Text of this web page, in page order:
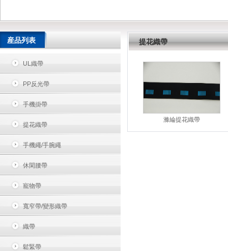
産品列表
UL織帶
PP反光帶
手機掛帶
提花織帶
手機繩/手腕繩
休閑腰帶
寵物帶
寬窄帶/變形織帶
織帶
鬆緊帶
提花織帶
滌綸提花織帶